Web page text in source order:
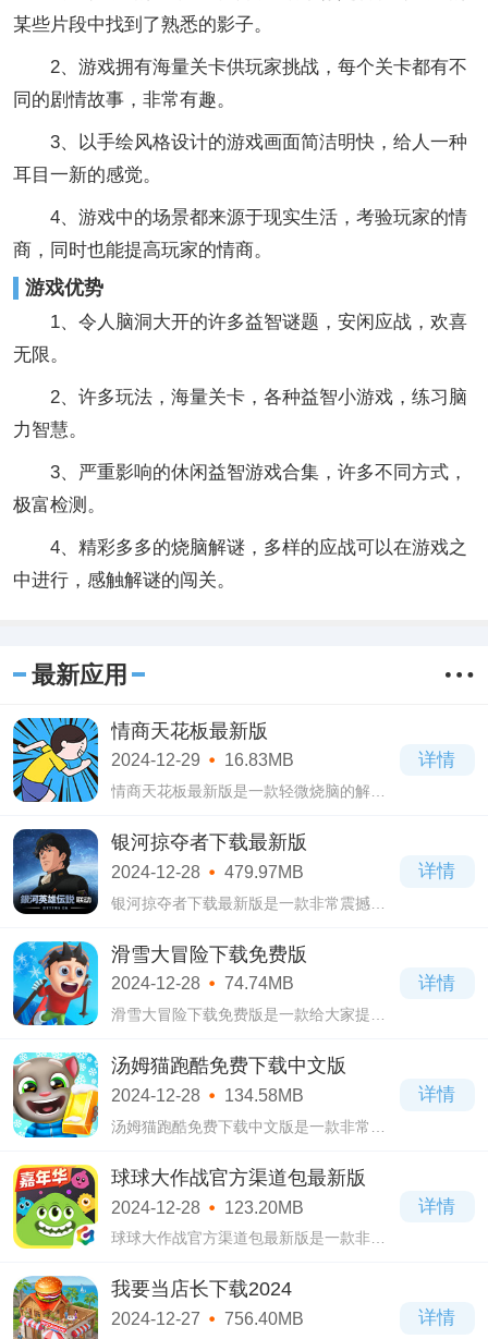
某些片段中找到了熟悉的影子。
2、游戏拥有海量关卡供玩家挑战，每个关卡都有不
同的剧情故事，非常有趣。
3、以手绘风格设计的游戏画面简洁明快，给人一种
耳目一新的感觉。
4、游戏中的场景都来源于现实生活，考验玩家的情
商，同时也能提高玩家的情商。
游戏优势
1、令人脑洞大开的许多益智谜题，安闲应战，欢喜
无限。
2、许多玩法，海量关卡，各种益智小游戏，练习脑
力智慧。
3、严重影响的休闲益智游戏合集，许多不同方式，
极富检测。
4、精彩多多的烧脑解谜，多样的应战可以在游戏之
中进行，感触解谜的闯关。
最新应用
情商天花板最新版
2024-12-29 16.83MB
情商天花板最新版是一款轻微烧脑的解密
小剧场，玩家要做的就是帮助场景中的“主
角”做出各种情商天花板的操作。
详情
银河掠夺者下载最新版
2024-12-28 479.97MB
银河掠夺者下载最新版是一款非常震撼的
最新版里数十种原创战舰与机甲装备的自
由搭配，爆炸的艺术时刻在太空中上演，
很带劲!
详情
滑雪大冒险下载免费版
2024-12-28 74.74MB
滑雪大冒险下载免费版是一款给大家提供
费版游戏中玩家的挑战就是在雪崩追上你
之前，尽可能的滑出更远的距离。
详情
汤姆猫跑酷免费下载中文版
2024-12-28 134.58MB
汤姆猫跑酷免费下载中文版是一款非常可
中文版也是采用的三跑道玩法，简单的滑
动屏幕就能控制角色躲避前方的障碍呢!
详情
球球大作战官方渠道包最新版
2024-12-28 123.20MB
球球大作战官方渠道包最新版是一款非常
道包最新版游戏的社交属性还不错，战斗
结束后可以添加好友，局外也有交流频道
哦!
详情
我要当店长下载2024
2024-12-27 756.40MB 详情